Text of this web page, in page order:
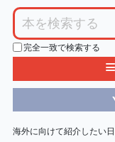
完全一致で検索する
≡
海外に向けて紹介したい